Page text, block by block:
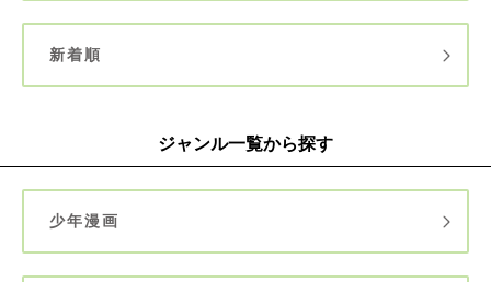
新着順
ジャンル一覧から探す
少年漫画